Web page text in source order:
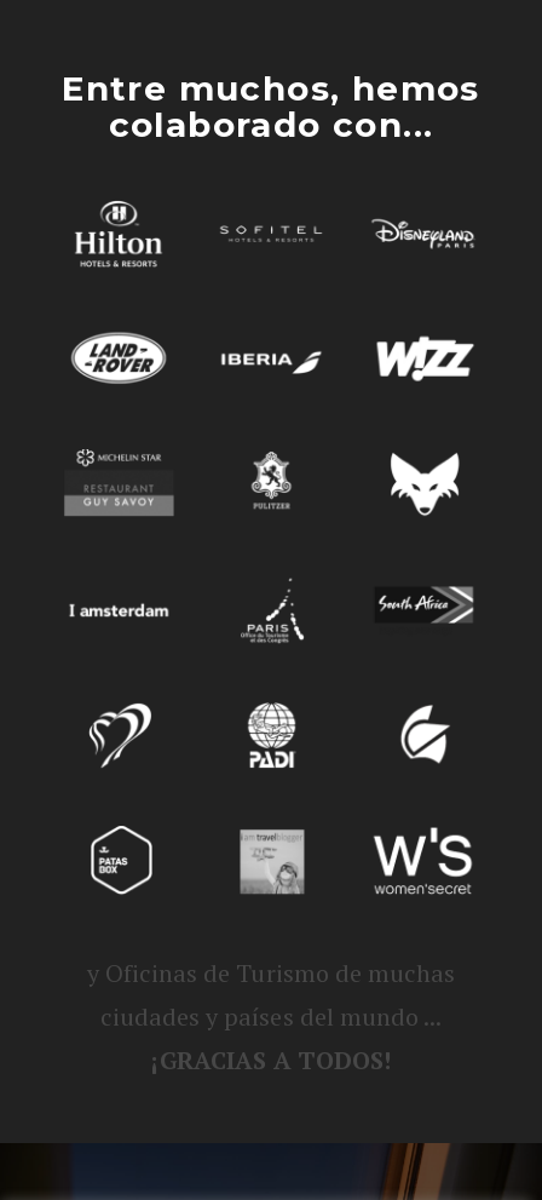
Entre muchos, hemos
colaborado con...
y Oficinas de Turismo de muchas
ciudades y países del mundo ...
¡GRACIAS A TODOS!